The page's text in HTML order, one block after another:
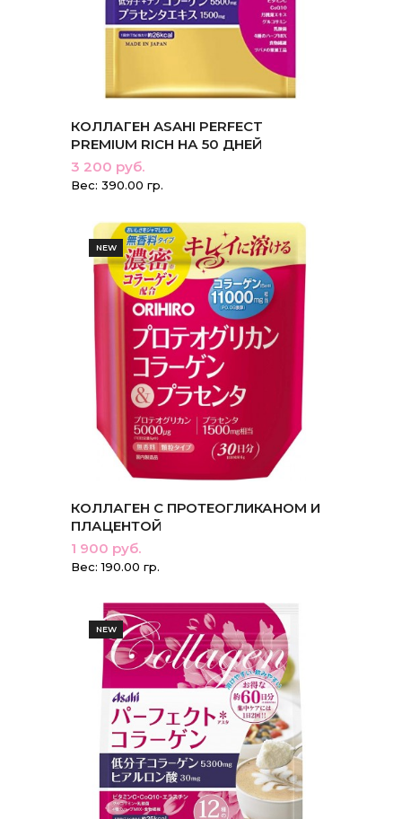
КОЛЛАГЕН ASAHI PERFECT
PREMIUM RICH НА 50 ДНЕЙ
3 200 руб.
Вес: 390.00 гр.
NEW
КОЛЛАГЕН С ПРОТЕОГЛИКАНОМ И
ПЛАЦЕНТОЙ
1 900 руб.
Вес: 190.00 гр.
NEW